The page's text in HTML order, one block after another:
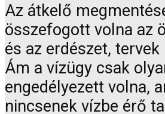
Az átkelő
összefogott volna az
és az erdészet,
Ám a vízügy csak
engedélyezett volna,
nincsenek vízbe érő